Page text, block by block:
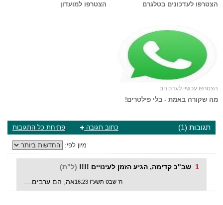
הצטרפו לעדכונים בטלגרם הצטרפו למועדון
הצטרפו עכשיו לעדכונים
מה שקורה באמת - בלי פילטרים!
תגובות (1) פתיחת כל התגובות כתוב תגובה
מיון לפי:
שב"כ קדימה, הגיע הזמן לעינויים !!!! (ל"ת) 1
ח' שבט תשע"ו 16:23 אה, הם ערבים....